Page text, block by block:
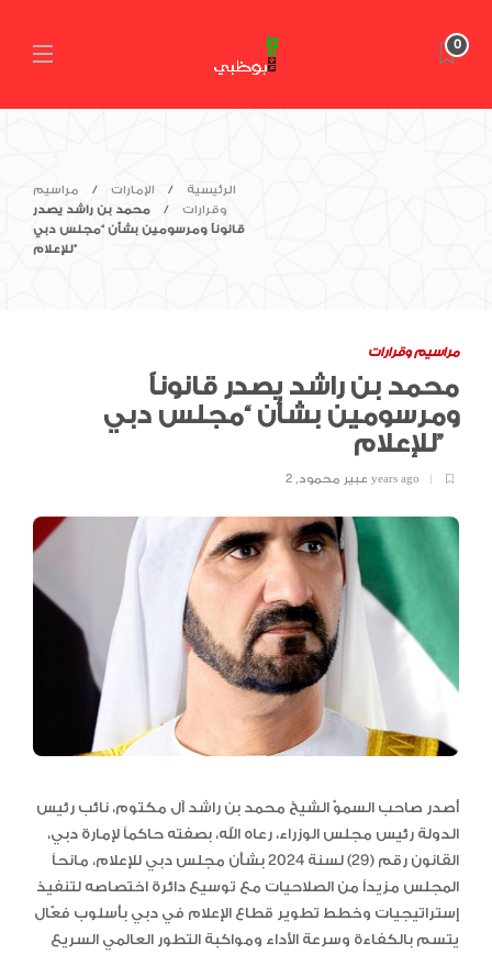
0
الرئيسية الإمارات
مراسيم
وقرارات
محمد بن راشد يصدر
قانوناً ومرسومين بشأن “مجلس دبي
للإعلام”
مراسيم وقرارات
محمد بن راشد يصدر قانوناً
ومرسومين بشأن “مجلس دبي
للإعلام”
عبير محمود, 2 years ago
أصدر صاحب السموّ الشيخ محمد بن راشد آل مكتوم، نائب رئيس
الدولة رئيس مجلس الوزراء، رعاه الله، بصفته حاكماً لإمارة دبي،
القانون رقم (29) لسنة 2024 بشأن مجلس دبي للإعلام، مانحاً
المجلس مزيداً من الصلاحيات مع توسيع دائرة اختصاصه لتنفيذ
إستراتيجيات وخطط تطوير قطاع الإعلام في دبي بأسلوب فعّال
يتسم بالكفاءة وسرعة الأداء ومواكبة التطور العالمي السريع